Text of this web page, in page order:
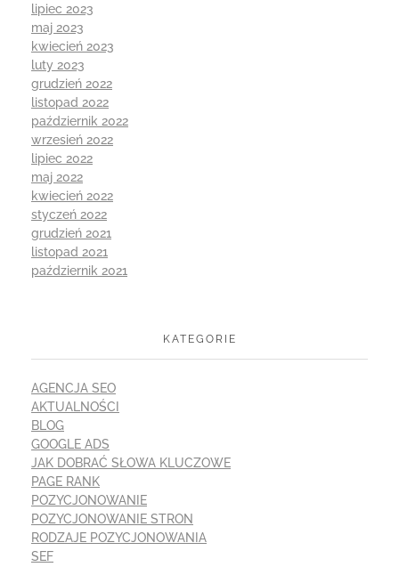
lipiec 2023
maj 2023
kwiecień 2023
luty 2023
grudzień 2022
listopad 2022
październik 2022
wrzesień 2022
lipiec 2022
maj 2022
kwiecień 2022
styczeń 2022
grudzień 2021
listopad 2021
październik 2021
KATEGORIE
AGENCJA SEO
AKTUALNOŚCI
BLOG
GOOGLE ADS
JAK DOBRAĆ SŁOWA KLUCZOWE
PAGE RANK
POZYCJONOWANIE
POZYCJONOWANIE STRON
RODZAJE POZYCJONOWANIA
SEF